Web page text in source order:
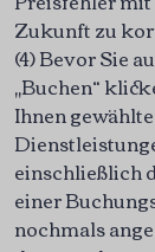
Zukunft zu
(4) Bevor Sie
„Buchen“
Ihnen
einschließlich
einer
nochmals